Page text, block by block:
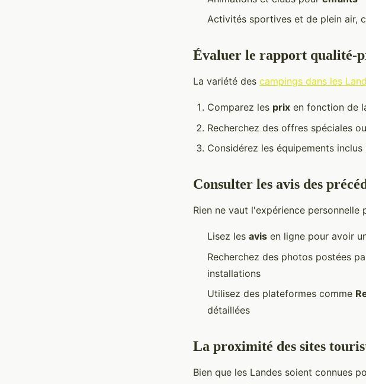
Activités sportives et de plein air,
Évaluer le rapport qualité-
La variété des campings dans les
Comparez les prix en fonction de
Recherchez des offres spéciales
Considérez les équipements inclus
Consulter les avis des
Rien ne vaut l'expérience personnelle
Lisez les avis en ligne pour avoir
Recherchez des photos postées
installations
Utilisez des plateformes comme
détaillées
La proximité des sites
Bien que les Landes soient connues